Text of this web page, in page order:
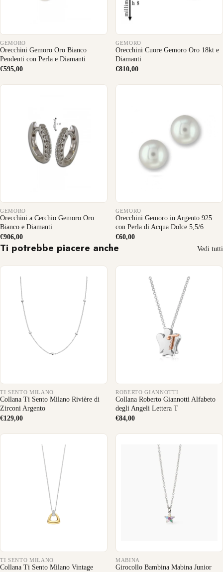
GEMORO
Orecchini Gemoro Oro Bianco
Pendenti con Perla e Diamanti
€595,00
GEMORO
Orecchini Cuore Gemoro Oro 18kt e
Diamanti
€810,00
GEMORO
Orecchini a Cerchio Gemoro Oro
Bianco e Diamanti
€906,00
GEMORO
Orecchini Gemoro in Argento 925
con Perla di Acqua Dolce 5,5/6
€60,00
Ti potrebbe piacere anche Vedi tutti
TI SENTO MILANO
Collana Ti Sento Milano Rivière di
Zirconi Argento
€129,00
ROBERTO GIANNOTTI
Collana Roberto Giannotti Alfabeto
degli Angeli Lettera T
€84,00
TI SENTO MILANO
Collana Ti Sento Milano Vintage
MABINA
Girocollo Bambina Mabina Junior